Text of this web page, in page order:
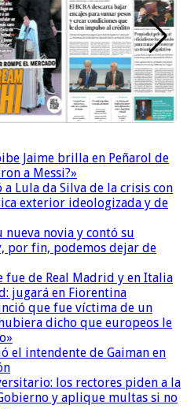
Jaime brilla en Peñarol de
a Messi?»
Lula da Silva de la crisis con
exterior ideologizada y de
novia y contó su
por fin, podemos dejar de
fue de Real Madrid y en Italia
jugará en Fiorentina
que fue víctima de un
dicho que europeos le
el intendente de Gaiman en
los rectores piden a la
y aplique multas si no